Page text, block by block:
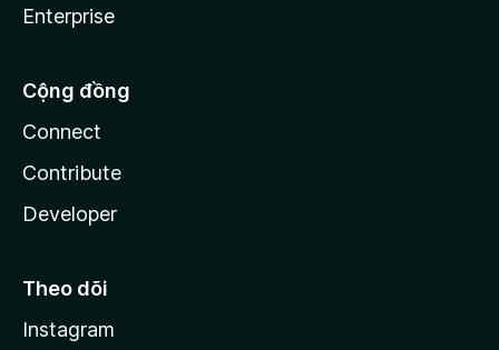
Enterprise
Cộng đồng
Connect
Contribute
Developer
Theo dõi
Instagram